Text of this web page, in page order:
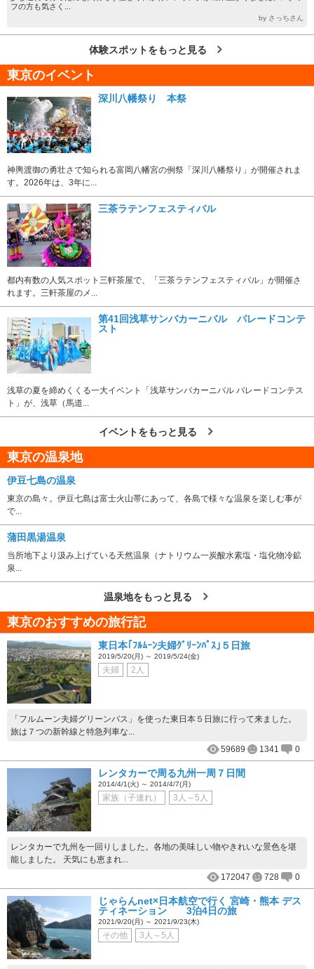
フの方も気さく...
by さっちさん
体験スポットをもっと見る
東京のイベント
深川八幡祭り 本祭
神輿渡御の勇壮さで知られる富岡八幡宮の例祭「深川八幡祭り」が開催されま
す。2026年は、3年に...
三茶ラテンフェスティバル
都内有数の人気スポット三軒茶屋で、「三茶ラテンフェスティバル」が開催さ
れます。三軒茶屋のメ...
第41回浅草サンバカーニバル パレードコンテ
スト
浅草の夏を締めくくる一大イベント「浅草サンバカーニバル パレードコンテス
ト」が、浅草（馬道...
イベントをもっと見る
東京の温泉地
伊豆七島の温泉
東京の島々。伊豆七島は富士火山帯にあって、各島で様々な温泉を楽しむ事が
で...
蒲田黒湯温泉
当所地下より汲み上げている天然温泉（ナトリウム一炭酸水素塩・塩化物冷鉱
泉...
温泉地をもっと見る
東京のおすすめの旅行記
東日本｢ﾌﾙﾑｰﾝ夫婦ｸﾞﾘｰﾝﾊﾟｽ｣５日旅
2019/5/20(月) ～ 2019/5/24(金)
夫婦 2人
「フルムーン夫婦グリーンパス」を使った東日本５日旅に行って来ました。
旅は７つの新幹線と特急列車な...
59689
1341 0
レンタカーで周る九州一周７日間
2014/4/1(火) ～ 2014/4/7(月)
家族（子連れ） 3人～5人
レンタカーで九州を一回りしました。各地の美味しい物やきれいな景色を堪
能しました。 天気にも恵まれ...
172047
728 0
じゃらんnet×日本航空で行く 宮崎・熊本 デス
ティネーション 3泊4日の旅
2021/9/20(月) ～ 2021/9/23(木)
その他 3人～5人